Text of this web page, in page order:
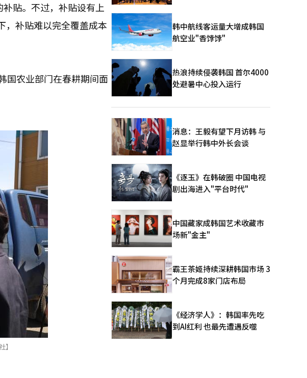
贴。不过，补贴设有上
，补贴难以完全覆盖成本
国农业部门在春耕期间面
韩中航线客运量大增成韩国
航空业"香饽饽"
热浪持续侵袭韩国 首尔4000
处避暑中心投入运行
消息：王毅有望下月访韩 与
赵显举行韩中外长会谈
《逐玉》在韩破圈 中国电视
剧出海进入"平台时代"
中国藏家成韩国艺术收藏市
场新"金主"
霸王茶姬持续深耕韩国市场 3
个月完成8家门店布局
《经济学人》：韩国率先吃
到AI红利 也最先遭遇反噬